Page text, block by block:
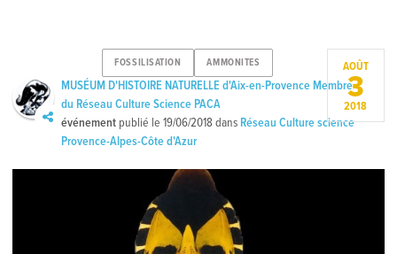
FOSSILISATION AMMONITES
MUSÉUM D'HISTOIRE NATURELLE d'Aix-en-Provence Membre
du Réseau Culture Science PACA
événement publié le19/06/2018 dans Réseau Culture science
Provence-Alpes-Côte d'Azur
AOÛT
3
2018